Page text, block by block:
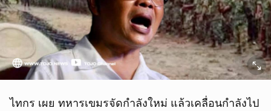
ไทกร เผย ทหารเขมรจัดกำลังใหม่ แล้วเคลื่อนกำลังไป